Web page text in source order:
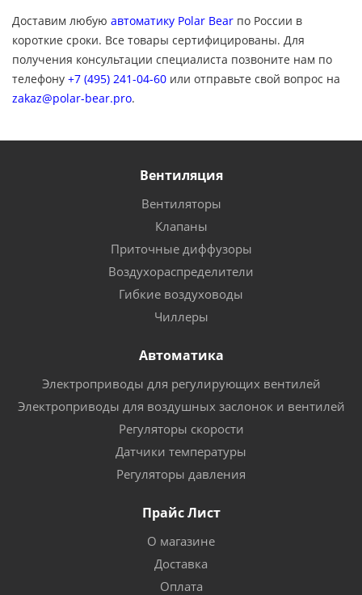
Доставим любую автоматику Polar Bear по России в
короткие сроки. Все товары сертифицированы. Для
получения консультации специалиста позвоните нам по
телефону +7 (495) 241-04-60 или отправьте свой вопрос на
zakaz@polar-bear.pro.
Вентиляция
Вентиляторы
Клапаны
Приточные диффузоры
Воздухораспределители
Гибкие воздуховоды
Чиллеры
Автоматика
Электроприводы для регулирующих вентилей
Электроприводы для воздушных заслонок и вентилей
Регуляторы скорости
Датчики температуры
Регуляторы давления
Прайс Лист
О магазине
Доставка
Оплата